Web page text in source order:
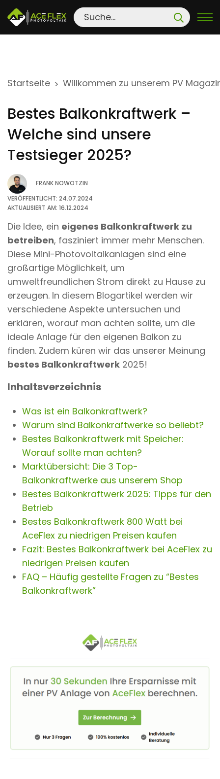
Startseite > Willkommen zu unserem PV
Bestes Balkonkraftwerk –
Welche sind unsere
Testsieger 2025?
FRANK NOWOTZIN
VERÖFFENTLICHT: 24.07.2024
AKTUALISIERT AM: 16.12.2024
Die Idee, ein eigenes Balkonkraftwerk zu
betreiben, fasziniert immer mehr Menschen.
Diese Mini-Photovoltaikanlagen sind eine
großartige Möglichkeit, um
umweltfreundlichen Strom direkt zu Hause zu
erzeugen. In diesem Blogartikel werden wir
verschiedene Aspekte untersuchen und
erklären, worauf man achten sollte, um die
ideale Anlage für den eigenen Balkon zu
finden. Zudem küren wir das unserer Meinung
bestes Balkonkraftwerk 2025!
Inhaltsverzeichnis
Was ist ein Balkonkraftwerk?
Warum sind Balkonkraftwerke so beliebt?
Bestes Balkonkraftwerk mit Speicher:
Worauf sollte man achten?
Marktübersicht: Die 3 Top-
Balkonkraftwerke aus unserem Shop
Bestes Balkonkraftwerk 2025: Tipps für den
Betrieb
Bestes Balkonkraftwerk 800 Watt bei
AceFlex zu niedrigen Preisen kaufen
Fazit: Bestes Balkonkraftwerk bei AceFlex zu
niedrigen Preisen kaufen
FAQ – Häufig gestellte Fragen zu “Bestes
Balkonkraftwerk”